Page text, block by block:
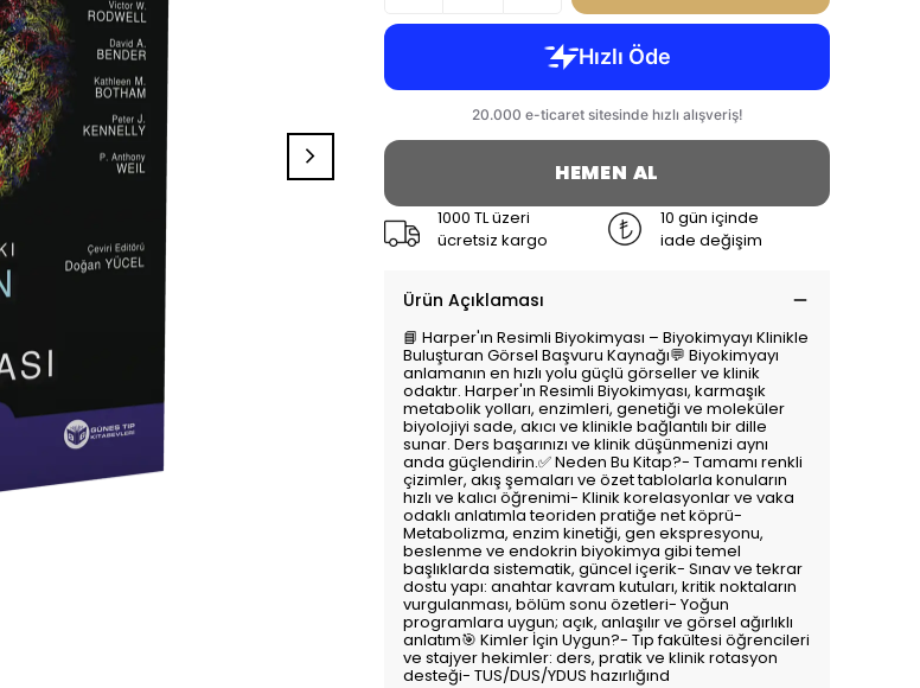
HEMEN AL
1000 TL üzeri
ücretsiz kargo
10 gün içinde
iade değişim
Ürün Açıklaması
📘 Harper'ın Resimli Biyokimyası – Biyokimyayı Klinikle
Buluşturan Görsel Başvuru Kaynağı💬 Biyokimyayı
anlamanın en hızlı yolu güçlü görseller ve klinik
odaktır. Harper'ın Resimli Biyokimyası, karmaşık
metabolik yolları, enzimleri, genetiği ve moleküler
biyolojiyi sade, akıcı ve klinikle bağlantılı bir dille
sunar. Ders başarınızı ve klinik düşünmenizi aynı
anda güçlendirin.✅ Neden Bu Kitap?- Tamamı renkli
çizimler, akış şemaları ve özet tablolarla konuların
hızlı ve kalıcı öğrenimi- Klinik korelasyonlar ve vaka
odaklı anlatımla teoriden pratiğe net köprü-
Metabolizma, enzim kinetiği, gen ekspresyonu,
beslenme ve endokrin biyokimya gibi temel
başlıklarda sistematik, güncel içerik- Sınav ve tekrar
dostu yapı: anahtar kavram kutuları, kritik noktaların
vurgulanması, bölüm sonu özetleri- Yoğun
programlara uygun; açık, anlaşılır ve görsel ağırlıklı
anlatım🎯 Kimler İçin Uygun?- Tıp fakültesi öğrencileri
ve stajyer hekimler: ders, pratik ve klinik rotasyon
desteği- TUS/DUS/YDUS hazırlığınd